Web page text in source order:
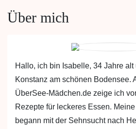
Über mich
Hallo, ich bin Isabelle, 34 Jahre alt
Konstanz am schönen Bodensee.
ÜberSee-Mädchen.de zeige ich
Rezepte für leckeres Essen.
begann mit der Sehnsucht nach